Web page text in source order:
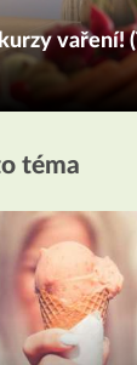
vaření!
téma